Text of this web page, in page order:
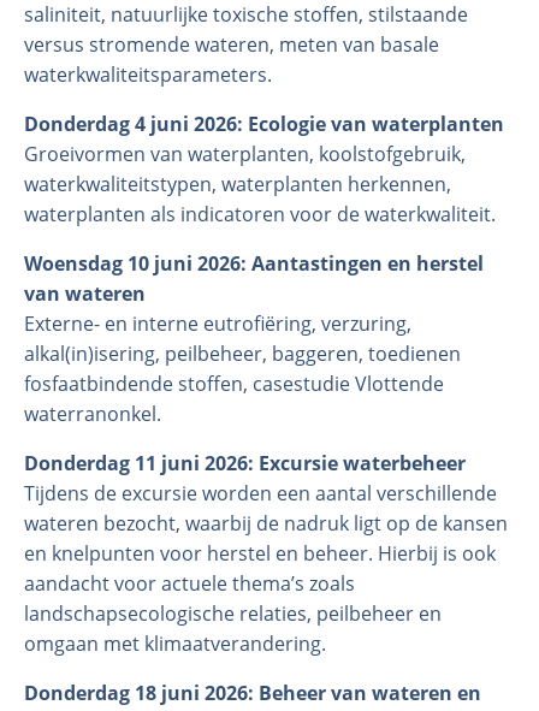
saliniteit, natuurlijke toxische stoffen, stilstaande
versus stromende wateren, meten van basale
waterkwaliteitsparameters.
Donderdag 4 juni 2026: Ecologie van waterplanten
Groeivormen van waterplanten, koolstofgebruik,
waterkwaliteitstypen, waterplanten herkennen,
waterplanten als indicatoren voor de waterkwaliteit.
Woensdag 10 juni 2026: Aantastingen en herstel
van wateren
Externe- en interne eutrofiëring, verzuring,
alkal(in)isering, peilbeheer, baggeren, toedienen
fosfaatbindende stoffen, casestudie Vlottende
waterranonkel.
Donderdag 11 juni 2026: Excursie waterbeheer
Tijdens de excursie worden een aantal verschillende
wateren bezocht, waarbij de nadruk ligt op de kansen
en knelpunten voor herstel en beheer. Hierbij is ook
aandacht voor actuele thema’s zoals
landschapsecologische relaties, peilbeheer en
omgaan met klimaatverandering.
Donderdag 18 juni 2026: Beheer van wateren en